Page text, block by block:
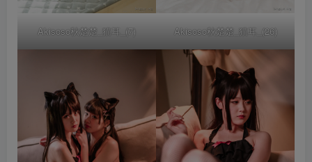
Akisoso秋楚楚_猫耳_(7) Akisoso秋楚楚_猫耳_(26)